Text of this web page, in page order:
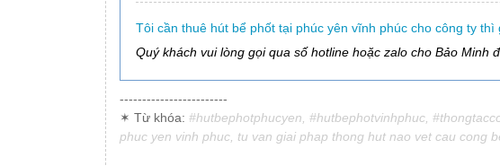
Tôi cần thuê hút bể phốt tại phúc yên vĩnh phúc cho công ty thì
Quý khách vui lòng gọi qua số hotline hoặc zalo cho Bảo
------------------------
✶ Từ khóa: #hutbephotphucyen, #hutbephotvinhphuc,
phuc yen vinh phuc, tu van giai phap thong hut nao vet cau cong